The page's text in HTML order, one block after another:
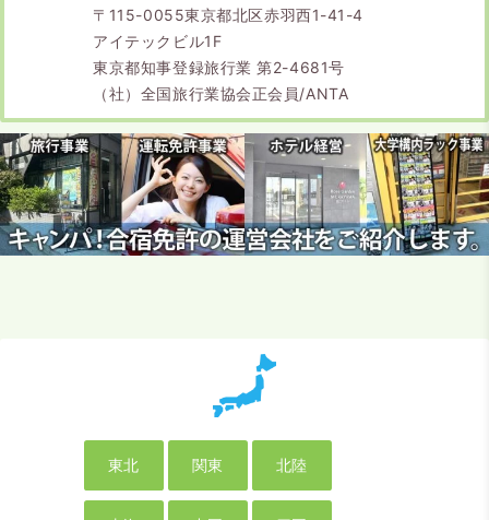
〒115-0055東京都北区赤羽西1-41-4
アイテックビル1F
東京都知事登録旅行業 第2-4681号
（社）全国旅行業協会正会員/ANTA
東北 関東 北陸